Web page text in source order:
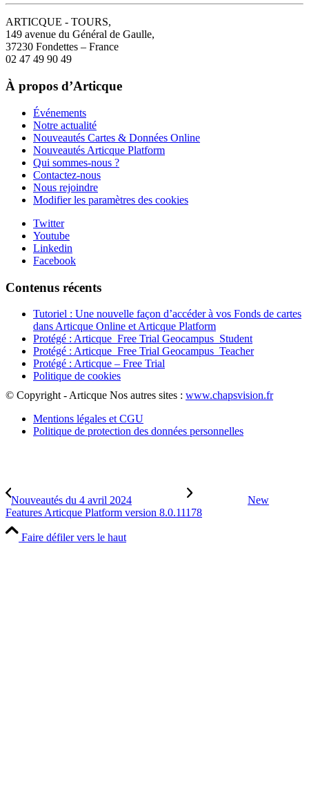
ARTICQUE - TOURS,
149 avenue du Général de Gaulle,
37230 Fondettes – France
02 47 49 90 49
À propos d’Articque
Événements
Notre actualité
Nouveautés Cartes & Données Online
Nouveautés Articque Platform
Qui sommes-nous ?
Contactez-nous
Nous rejoindre
Modifier les paramètres des cookies
Twitter
Youtube
Linkedin
Facebook
Contenus récents
Tutoriel : Une nouvelle façon d’accéder à vos Fonds de cartes
dans Articque Online et Articque Platform
Protégé : Articque_Free Trial Geocampus_Student
Protégé : Articque_Free Trial Geocampus_Teacher
Protégé : Articque – Free Trial
Politique de cookies
© Copyright - Articque Nos autres sites : www.chapsvision.fr
Mentions légales et CGU
Politique de protection des données personnelles
Nouveautés du 4 avril 2024
New
Features Articque Platform version 8.0.11178
Faire défiler vers le haut